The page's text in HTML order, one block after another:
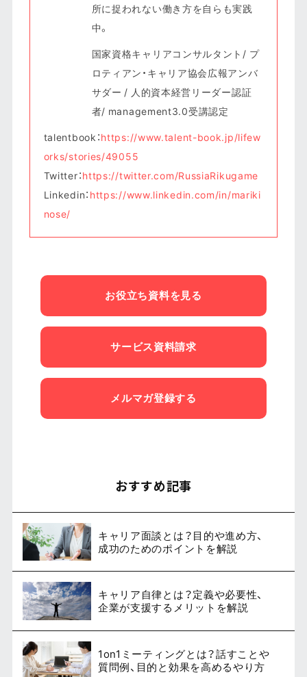
所に捉われない働き方を自らも実践
中。
国家資格キャリアコンサルタント/ プ
ロティアン・キャリア協会広報アンバ
サダー / 人的資本経営リーダー認証
者/ management3.0受講認定
talentbook：https://www.talent-book.jp/lifew
orks/stories/49055
Twitter：https://twitter.com/RussiaRikugame
Linkedin： https://www.linkedin.com/in/mariki
nose/
お役立ち資料を見る
サービス資料請求
メルマガ登録する
おすすめ記事
キャリア面談とは？目的や進め方、
成功のためのポイントを解説
キャリア自律とは？定義や必要性、
企業が支援するメリットを解説
1on1ミーティングとは？話すことや
質問例、目的と効果を高めるやり方